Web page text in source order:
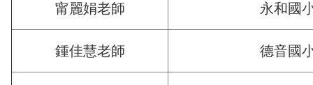
甯麗娟老師 永和國
鍾佳慧老師 德音國